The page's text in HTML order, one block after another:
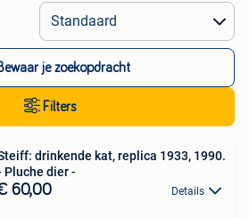
Alle afstanden…
je zoekopdracht
Filters
drinkende kat, replica 1933, 1990.
Pluche dier -
60,00 Details